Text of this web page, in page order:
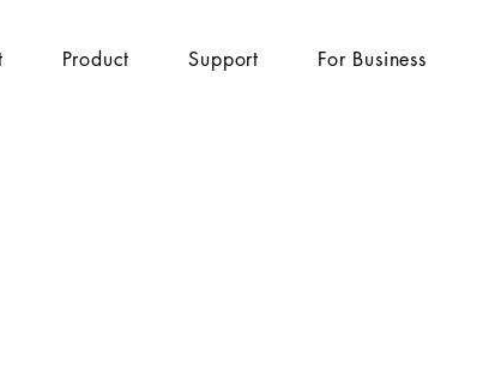
Product Support For Business